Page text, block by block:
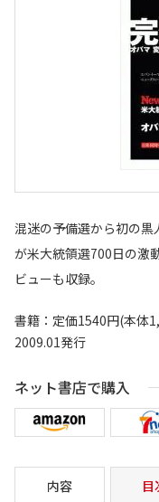
混迷の予備選から初の
が米大統領選700日の激
ビューも収録。
書籍：定価1540円(本体
2009.01発行
ネット書店で購入
内容 目